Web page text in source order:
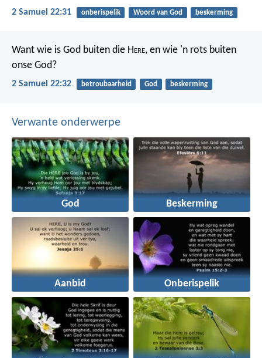
2 Samuel 22:31 onberispelik Woord van God beskerming
Want wie is God buiten die Here, en wie 'n rots buiten
onse God?
2 Samuel 22:32 betroubaarheid God beskerming
Verwante onderwerpe
God Beskerming
Aanbid Onberispelik